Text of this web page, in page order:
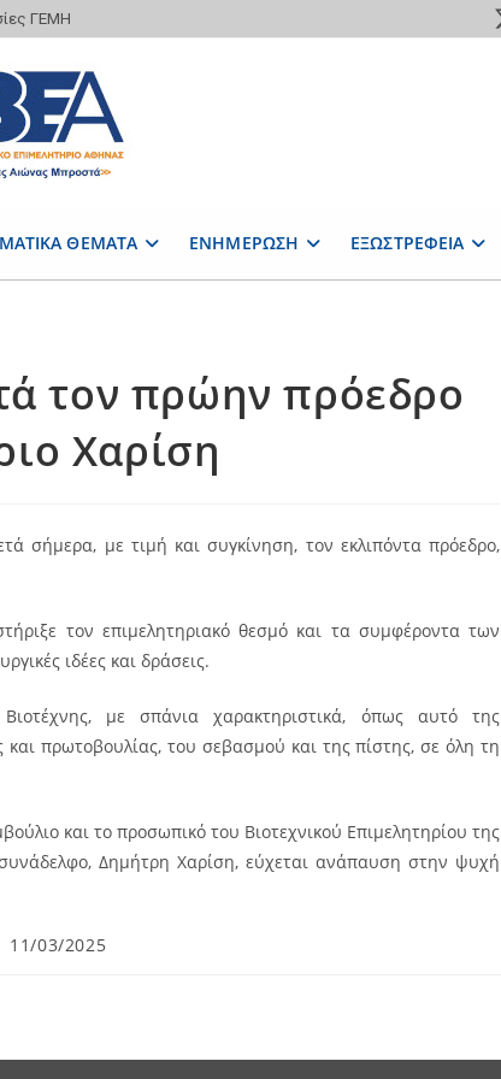
ΓΕΜΗ
ΘΕΜΑΤΑ ΕΝΗΜΕΡΩΣΗ ΕΞΩΣΤΡΕΦΕΙΑ
τον πρώην πρόεδρο
Χαρίση
σήμερα, με τιμή και συγκίνηση, τον εκλιπόντα πρόεδρο,
τον επιμελητηριακό θεσμό και τα συμφέροντα των
ιδέες και δράσεις.
Βιοτέχνης, με σπάνια χαρακτηριστικά, όπως αυτό της
και πρωτοβουλίας, του σεβασμού και της πίστης, σε όλη τη
και το προσωπικό του Βιοτεχνικού Επιμελητηρίου της
Δημήτρη Χαρίση, εύχεται ανάπαυση στην ψυχή
11/03/2025